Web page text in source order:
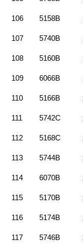
106 5158B
107 5740B
108 5160B
109 6066B
110 5166B
111 5742C
112 5168C
113 5744B
114 6070B
115 5170B
116 5174B
117 5746B